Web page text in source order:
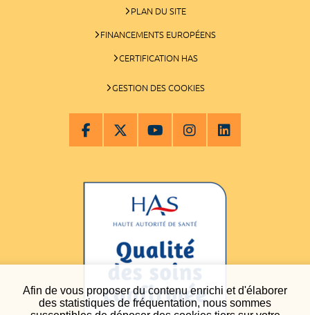
Afin de vous proposer du contenu enrichi et d'élaborer
des statistiques de fréquentation, nous sommes
PLAN DU SITE
FINANCEMENTS EUROPÉENS
CERTIFICATION HAS
GESTION DES COOKIES